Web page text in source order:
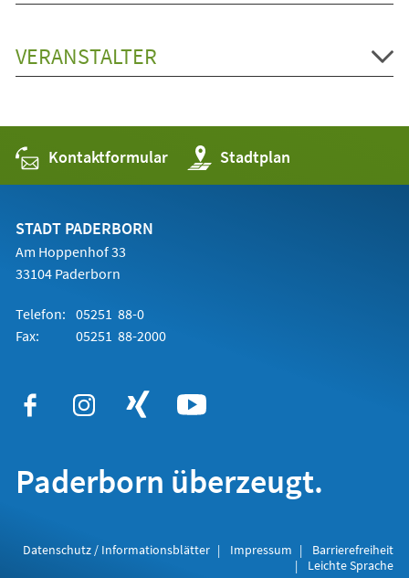
VERANSTALTER
Kontaktformular Stadtplan
(Öffnet
in
einem
STADT PADERBORN
Am Hoppenhof 33
33104 Paderborn
Telefon: 05251 88-0
Fax:
05251 88-2000
Paderborn überzeugt.
Datenschutz / Informationsblätter Impressum
Barrierefreiheit
Leichte Sprache